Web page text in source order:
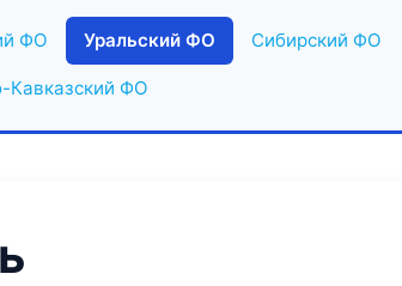
ФО Уральский ФО Сибирский ФО
Кавказский ФО